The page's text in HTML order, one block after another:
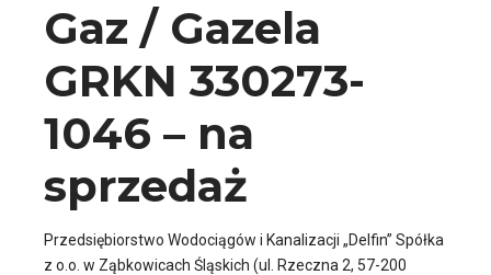
Gaz / Gazela
GRKN 330273-
1046 – na
sprzedaż
Przedsiębiorstwo Wodociągów i Kanalizacji „Delfin” Spółka
z o.o. w Ząbkowicach Śląskich (ul. Rzeczna 2, 57-200